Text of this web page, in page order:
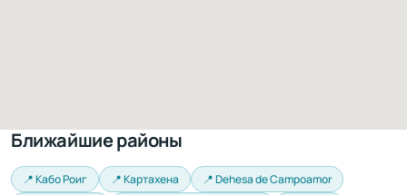
Ближайшие районы
📍 Кабо Роиг 📍 Картахена
📍 Dehesa de Campoamor